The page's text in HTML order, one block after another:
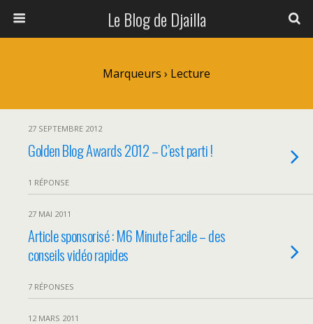
Le Blog de Djailla
Marqueurs › Lecture
27 SEPTEMBRE 2012
Golden Blog Awards 2012 – C’est parti !
1 RÉPONSE
27 MAI 2011
Article sponsorisé : M6 Minute Facile – des
conseils vidéo rapides
7 RÉPONSES
12 MARS 2011